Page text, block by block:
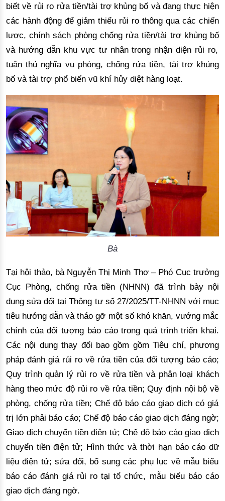
biết về rủi ro rửa tiền/tài trợkhủng bố và đang thực hiện
các hành động để giảm thiểu rủi ro thông qua các chiến
lược, chính sách phòng chống rửa tiền/tài trợkhủng bố
và hướng dẫn khu vực tưnhân trong nhận diện rủi ro,
tuân thủ nghĩa vụphòng, chống rửa tiền, tài trợkhủng
bố và tài trợ phổ biến vũ khí hủy diệt hàng loạt.
Bà
Tại hội thảo, bà Nguyễn Thị Minh Thơ – Phó Cục trưởng
Cục Phòng, chống rửa tiền (NHNN)đã trình bày nội
dung sửa đổitại Thông tưsố27/2025/TT-NHNN với mục
tiêu hướng dẫn và tháo gỡ một sốkhókhăn, vướng mắc
chính củađối tượng báo cáo trong quátrình triển khai.
Các nội dung thay đổi bao gồm gồm Tiêu chí, phương
pháp đánh giá rủi ro về rửa tiền của đối tượng báo cáo;
Quy trình quản lý rủi ro về rửa tiền và phân loại khách
hàng theo mứcđộ rủi ro về rửa tiền; Quy định nội bộ về
phòng, chống rửa tiền; Chế độ báo cáo giao dịch có giá
trị lớn phải báo cáo; Chế độ báo cáo giao dịch đáng ngờ;
Giao dịch chuyển tiềnđiện tử; Chế độbáo cáo giao dịch
chuyển tiềnđiện tử; Hình thức và thời hạn báo cáo dữ
liệuđiện tử; sửa đổi, bổ sung các phụlục vềmẫu biểu
báo cáođánh giárủi ro tại tổ chức, mẫu biểu báo cáo
giao dịch đáng ngờ.